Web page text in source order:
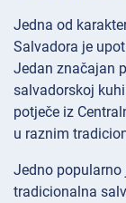
Jedna od
Salvadora je
Jedan značajan
salvadorskoj
potječe iz
u raznim
Jedno popularno
tradicionalna